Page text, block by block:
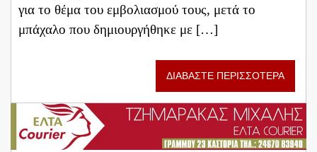
για το θέμα του εμβολιασμού τους, μετά το
μπάχαλο που δημιουργήθηκε με […]
ΔΙΑΒΑΣΤΕ ΠΕΡΙΣΣΟΤΕΡΑ